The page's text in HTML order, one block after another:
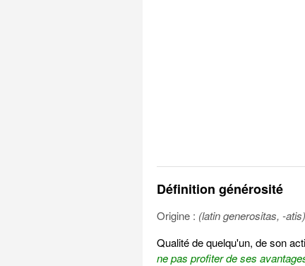
Définition générosité
Origine : (latin generositas, -atis)
Qualité de quelqu'un, de son
ne pas profiter de ses